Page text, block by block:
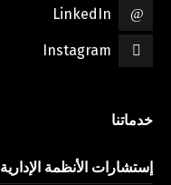
LinkedIn
Instagram
خدماتنا
إستشارات الأنظمة الإدارية